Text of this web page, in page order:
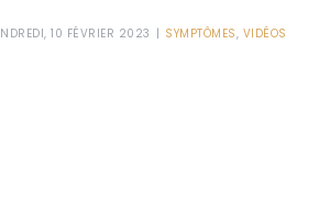
10 FÉVRIER 2023 | SYMPTÔMES, VIDÉOS